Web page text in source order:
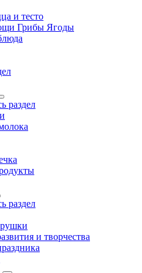
и тесто
Грибы Ягоды
раздел
раздел
и творчества